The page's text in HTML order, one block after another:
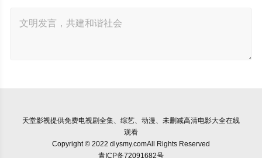
天堂影视提供免费电视剧全集、综艺、动漫、未删减高清电影大全在线
观看
Copyright © 2022 dlysmy.comAll Rights Reserved
青ICP备72091682号